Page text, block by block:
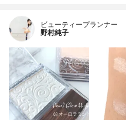
ビューティープランナー
野村純子